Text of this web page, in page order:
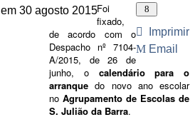
Imprimir
Email
30 agosto 2015 Visitas: 30151
Foi
fixado,
de acordo com o
Despacho nº 7104-
A/2015, de 26 de
junho, o calendário para o
arranque do novo ano escolar
no Agrupamento de Escolas de
S. Julião da Barra.